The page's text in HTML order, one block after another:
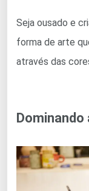
Seja ousado e
forma de arte
através das
Dominando